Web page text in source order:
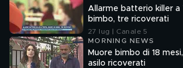
Allarme batterio killer a
bimbo, tre ricoverati
27 lug | Canale 5
MORNING NEWS
Muore bimbo di 18
asilo ricoverati